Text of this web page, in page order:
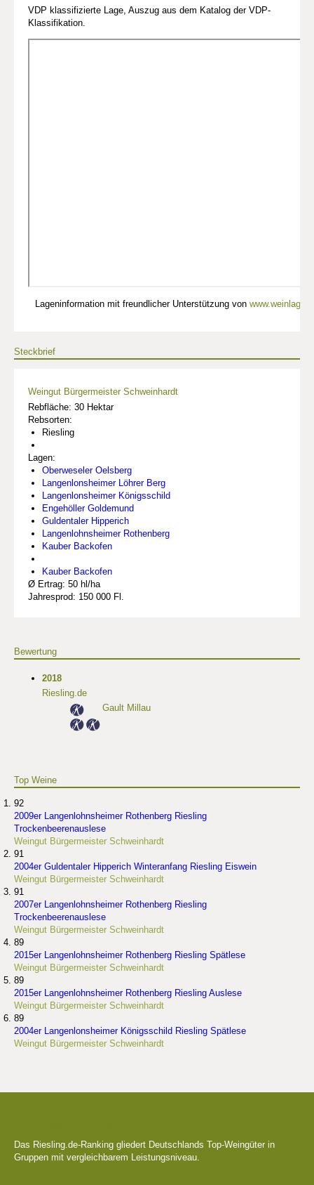
VDP klassifizierte Lage, Auszug aus dem Katalog der VDP-
Klassifikation.
Lageninformation mit freundlicher Unterstützung von
Steckbrief
Weingut Bürgermeister Schweinhardt
Rebfläche: 30 Hektar
Rebsorten:
Riesling
Lagen:
Oberweseler Oelsberg
Langenlonsheimer Löhrer Berg
Langenlonsheimer Königsschild
Engehöller Goldemund
Guldentaler Hipperich
Langenlohnsheimer Rothenberg
Kauber Backofen
Kauber Backofen
Ø Ertrag: 50 hl/ha
Jahresprod: 150 000 Fl.
Bewertung
2018
Riesling.de
Gault Millau
Top Weine
92
2009er Langenlohnsheimer Rothenberg Riesling
Trockenbeerenauslese
Weingut Bürgermeister Schweinhardt
91
2004er Guldentaler Hipperich Winteranfang Riesling Eiswein
Weingut Bürgermeister Schweinhardt
91
2007er Langenlohnsheimer Rothenberg Riesling
Trockenbeerenauslese
Weingut Bürgermeister Schweinhardt
89
2015er Langenlohnsheimer Rothenberg Riesling Spätlese
Weingut Bürgermeister Schweinhardt
89
2015er Langenlohnsheimer Rothenberg Riesling Auslese
Weingut Bürgermeister Schweinhardt
89
2004er Langenlonsheimer Königsschild Riesling Spätlese
Weingut Bürgermeister Schweinhardt
Das Riesling.de-Ranking gliedert Deutschlands Top-Weingüter in
Gruppen mit vergleichbarem Leistungsniveau.